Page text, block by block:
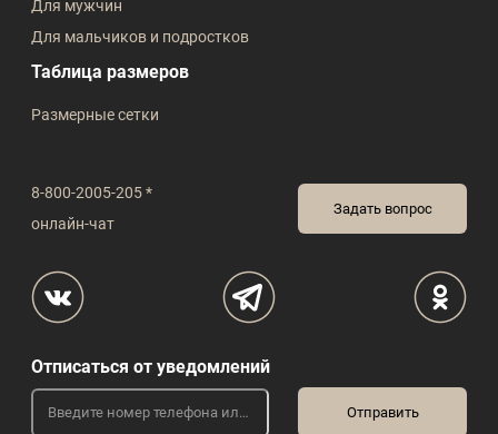
8-800-2005-205 *
онлайн-чат
Задать вопрос
Для мужчин
Для мальчиков и подростков
Таблица размеров
Размерные сетки
Отписаться от уведомлений